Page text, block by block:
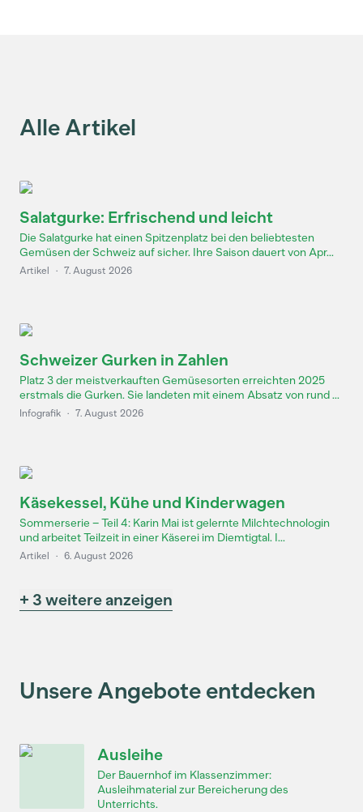
Alle Artikel
Salatgurke: Erfrischend und leicht
Die Salatgurke hat einen Spitzenplatz bei den beliebtesten
Gemüsen der Schweiz auf sicher. Ihre Saison dauert von Apr...
Artikel · 7. August 2026
Schweizer Gurken in Zahlen
Platz 3 der meistverkauften Gemüsesorten erreichten 2025
erstmals die Gurken. Sie landeten mit einem Absatz von rund ...
Infografik · 7. August 2026
Käsekessel, Kühe und Kinderwagen
Sommerserie – Teil 4: Karin Mai ist gelernte Milchtechnologin
und arbeitet Teilzeit in einer Käserei im Diemtigtal. I...
Artikel · 6. August 2026
+ 3 weitere anzeigen
Unsere Angebote entdecken
Ausleihe
Der Bauernhof im Klassenzimmer:
Ausleihmaterial zur Bereicherung des
Unterrichts.